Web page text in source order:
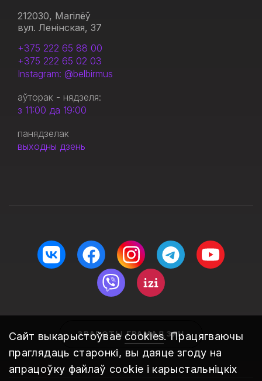
Сайт выкарыстоўвае cookies. Працягваючы
праглядаць старонкі, вы даяце згоду на
апрацоўку файлаў cookie і карыстальніцкіх
212030, Магілёў
вул. Ленінская, 37
+375 222 65 88 00
+375 222 65 02 03
Instagram: @belbirmus
аўторак - нядзеля:
з 11:00 да 19:00
панядзелак
выходны дзень
ЗВАРОТЫ ГРАМАДЗЯН